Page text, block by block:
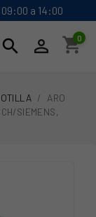
a 14:00
search  shopping_cart
0
ARO
SIEMENS,